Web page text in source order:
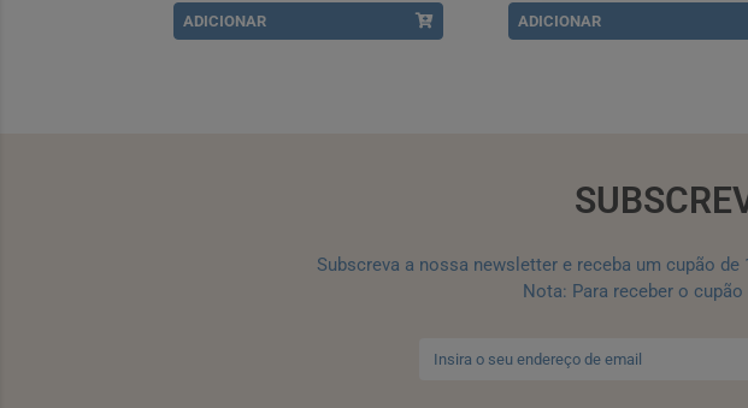
ADICIONAR ADICIONAR
Subscreva a nossa newsletter e receba um cupão
Nota: Para receber o